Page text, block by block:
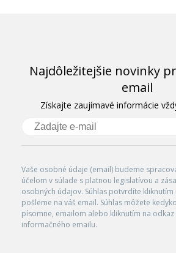
Najdôležitejšie novinky
email
Získajte zaujímavé informácie
Vaše osobné údaje (email) budeme
účelom v súlade s platnou legislatívou a
osobných údajov. Súhlas potvrdíte
pošleme na váš email. Súhlas môžete
písomne, emailom alebo kliknutím na
informačného emailu.